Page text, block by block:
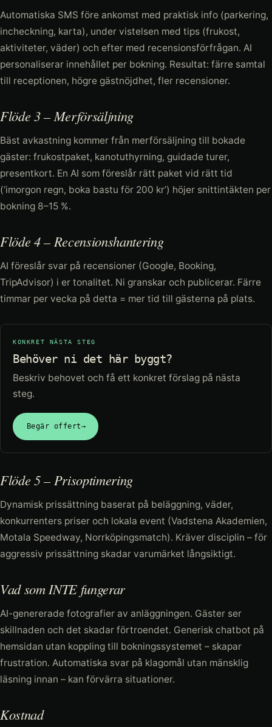
Automatiska SMS före ankomst med praktisk info (parkering,
incheckning, karta), under vistelsen med tips (frukost,
aktiviteter, väder) och efter med recensionsförfrågan. AI
personaliserar innehållet per bokning. Resultat: färre samtal
till receptionen, högre gästnöjdhet, fler recensioner.
Flöde 3 – Merförsäljning
Bäst avkastning kommer från merförsäljning till bokade
gäster: frukostpaket, kanotuthyrning, guidade turer,
presentkort. En AI som föreslår rätt paket vid rätt tid
(‘imorgon regn, boka bastu för 200 kr’) höjer snittintäkten per
bokning 8–15 %.
Flöde 4 – Recensionshantering
AI föreslår svar på recensioner (Google, Booking,
TripAdvisor) i er tonalitet. Ni granskar och publicerar. Färre
timmar per vecka på detta = mer tid till gästerna på plats.
KONKRET NÄSTA STEG
Behöver ni det här byggt?
Beskriv behovet och få ett konkret förslag på nästa
steg.
Begär offert→
Flöde 5 – Prisoptimering
Dynamisk prissättning baserat på beläggning, väder,
konkurrenters priser och lokala event (Vadstena Akademien,
Motala Speedway, Norrköpingsmatch). Kräver disciplin – för
aggressiv prissättning skadar varumärket långsiktigt.
Vad som INTE fungerar
AI-genererade fotografier av anläggningen. Gäster ser
skillnaden och det skadar förtroendet. Generisk chatbot på
hemsidan utan koppling till bokningssystemet – skapar
frustration. Automatiska svar på klagomål utan mänsklig
läsning innan – kan förvärra situationer.
Kostnad